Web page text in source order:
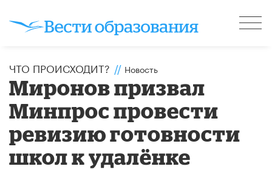
ЧТО ПРОИСХОДИТ? // Новость
Миронов призвал
Минпрос провести
ревизию готовности
школ к удалёнке